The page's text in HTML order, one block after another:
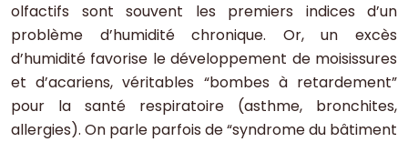
olfactifs sont souvent les premiers indices d’un
problème d’humidité chronique. Or, un excès
d’humidité favorise le développement de moisissures
et d’acariens, véritables “bombes à retardement”
pour la santé respiratoire (asthme, bronchites,
allergies). On parle parfois de “syndrome du bâtiment